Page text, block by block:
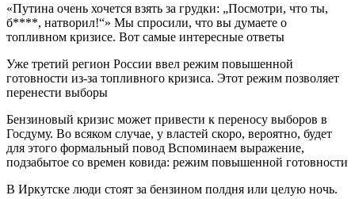
«Путина очень хочется взять за грудки: „Посмотри, что ты,
б****, натворил!“» Мы спросили, что вы думаете о
топливном кризисе. Вот самые интересные ответы
Уже третий регион России ввел режим повышенной
готовности из-за топливного кризиса. Этот режим позволяет
перенести выборы
Бензиновый кризис может привести к переносу выборов в
Госдуму. Во всяком случае, у властей скоро, вероятно, будет
для этого формальный повод Вспоминаем выражение,
подзабытое со времен ковида: режим повышенной готовности
В Иркутске люди стоят за бензином полдня или целую ночь.